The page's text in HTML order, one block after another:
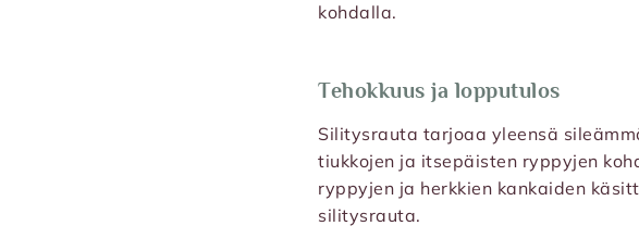
kohdalla.
Tehokkuus ja lopputulos
Silitysrauta tarjoaa yleensä
tiukkojen ja itsepäisten ryppyjen
ryppyjen ja herkkien kankaiden
silitysrauta.